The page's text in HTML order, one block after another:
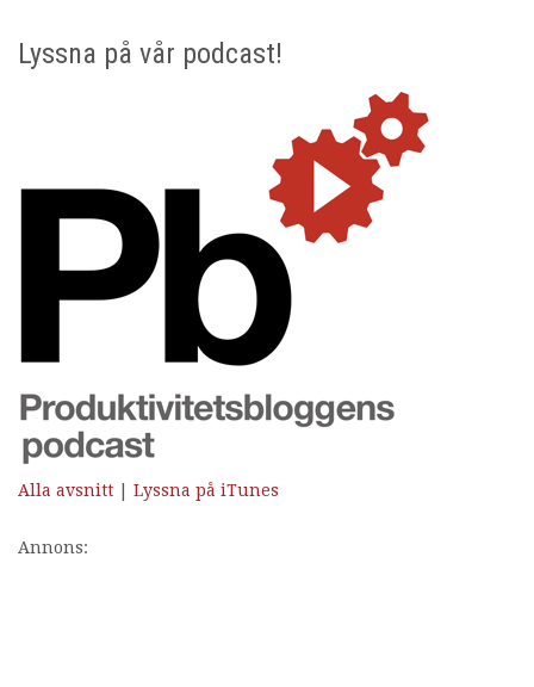
Lyssna på vår podcast!
Alla avsnitt Lyssna på iTunes
Annons: